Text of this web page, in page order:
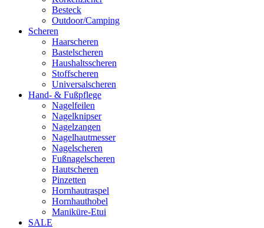
Besteck
Outdoor/Camping
Scheren
Haarscheren
Bastelscheren
Haushaltsscheren
Stoffscheren
Universalscheren
Hand- & Fußpflege
Nagelfeilen
Nagelknipser
Nagelzangen
Nagelhautmesser
Nagelscheren
Fußnagelscheren
Hautscheren
Pinzetten
Hornhautraspel
Hornhauthobel
Maniküre-Etui
SALE